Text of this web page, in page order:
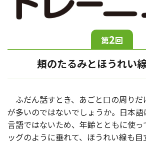
第2回
頬のたるみとほうれい
ふだん話すとき、あごと口の周りだ
が多いのではないでしょうか。日本
言語ではないため、年齢とともに使
ッグのように垂れて、ほうれい線も目